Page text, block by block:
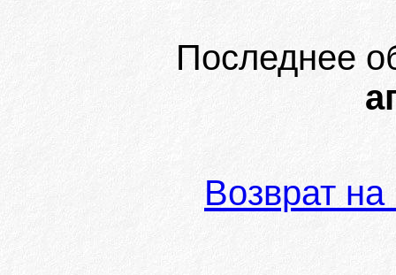
Последнее
Возврат